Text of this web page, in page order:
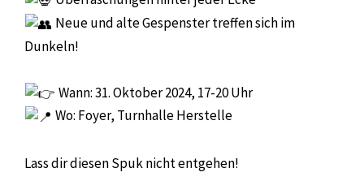
Neue und alte Gespenster treffen sich im
Dunkeln!
Wann: 31. Oktober 2024, 17-20 Uhr
Wo: Foyer, Turnhalle Herstelle
Lass dir diesen Spuk nicht entgehen!